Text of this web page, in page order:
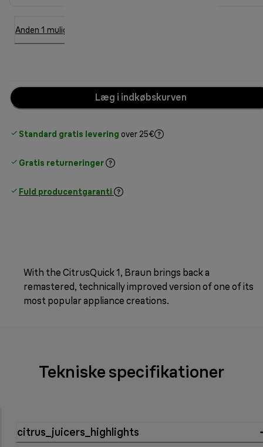
Anden 1 mulighed
Læg i indkøbskurven
Standard gratis levering over 25€
Gratis returneringer
Fuld producentgaranti
With the CitrusQuick 1, Braun brings back a
remastered, technically improved version of one of its
most popular appliance creations.
Tekniske specifikationer
citrus_juicers_highlights